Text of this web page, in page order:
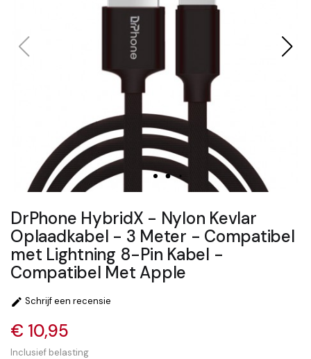
DrPhone HybridX - Nylon Kevlar
Oplaadkabel - 3 Meter - Compatibel
met Lightning 8-Pin Kabel -
Compatibel Met Apple
 Schrijf een recensie
€ 10,95
Inclusief belasting